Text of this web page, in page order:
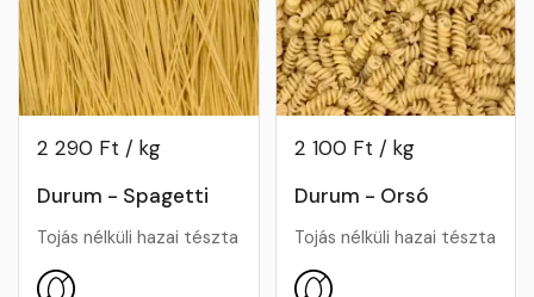
2 290 Ft / kg
Durum - Spagetti
Tojás nélküli hazai tészta
2 100 Ft / kg
Durum - Orsó
Tojás nélküli hazai tészta